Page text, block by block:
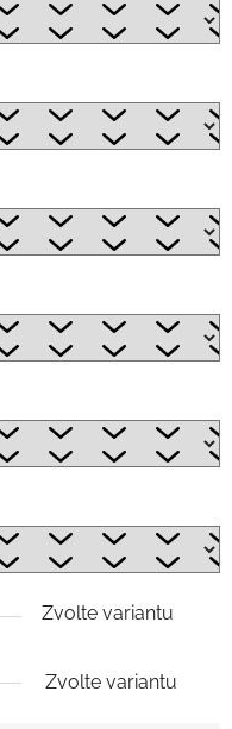
Zvolte variantu
Zvolte variantu